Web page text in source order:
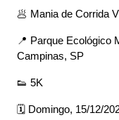
🥟 Mania de Corrida
📍 Parque Ecológico
Campinas, SP
👟 5K
🗓️ Domingo, 15/12/